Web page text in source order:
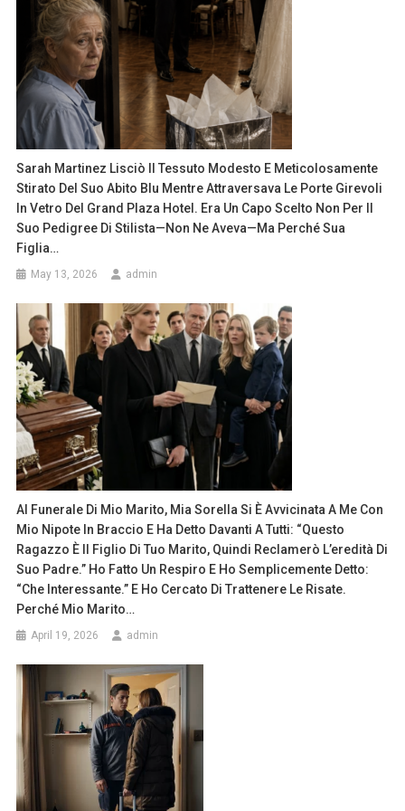
Sarah Martinez Lisciò Il Tessuto Modesto E Meticolosamente
Stirato Del Suo Abito Blu Mentre Attraversava Le Porte Girevoli
In Vetro Del Grand Plaza Hotel. Era Un Capo Scelto Non Per Il
Suo Pedigree Di Stilista—Non Ne Aveva—Ma Perché Sua
Figlia…
May 13, 2026 admin
Al Funerale Di Mio Marito, Mia Sorella Si È Avvicinata A Me Con
Mio Nipote In Braccio E Ha Detto Davanti A Tutti: “Questo
Ragazzo È Il Figlio Di Tuo Marito, Quindi Reclamerò L’eredità Di
Suo Padre.” Ho Fatto Un Respiro E Ho Semplicemente Detto:
“Che Interessante.” E Ho Cercato Di Trattenere Le Risate.
Perché Mio Marito…
April 19, 2026 admin